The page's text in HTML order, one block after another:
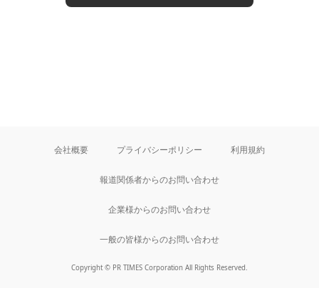
会社概要 プライバシーポリシー 利用規約
報道関係者からのお問い合わせ
企業様からのお問い合わせ
一般の皆様からのお問い合わせ
Copyright © PR TIMES Corporation All Rights Reserved.